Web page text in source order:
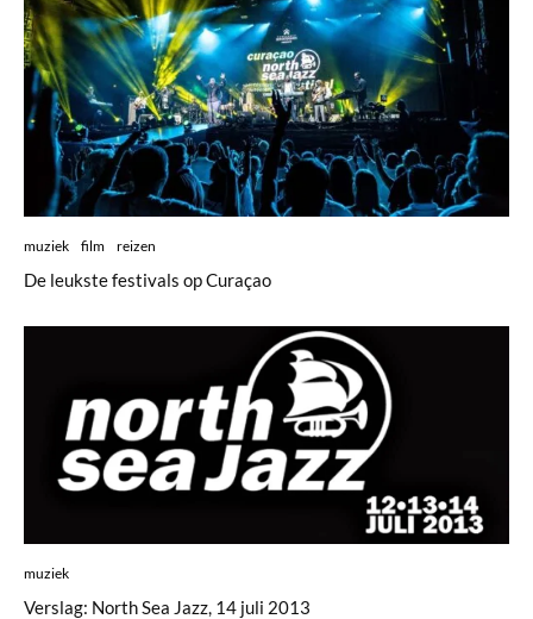
muziek film reizen
De leukste festivals op Curaçao
muziek
Verslag: North Sea Jazz, 14 juli 2013